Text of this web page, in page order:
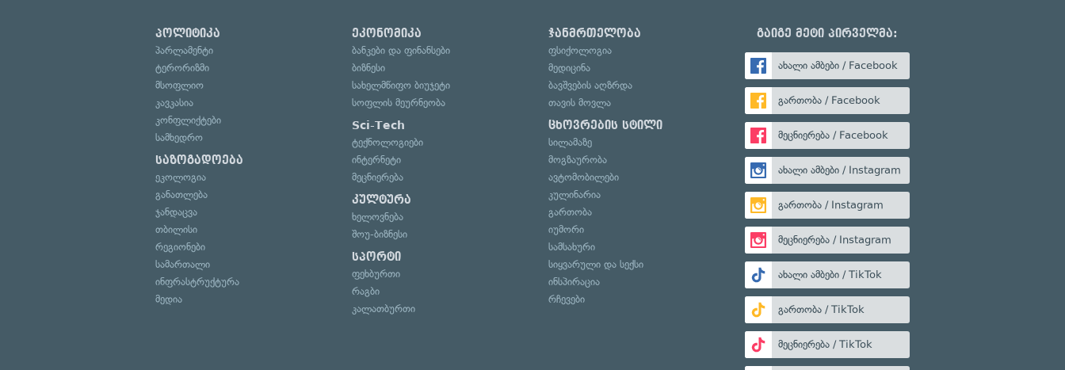
პოლიტიკა
პარლამენტი
ტერორიზმი
მსოფლიო
კავკასია
კონფლიქტები
სამხედრო
საზოგადოება
ეკოლოგია
განათლება
ჯანდაცვა
თბილისი
რეგიონები
სამართალი
ინფრასტრუქტურა
მედია
ეკონომიკა
ბანკები და ფინანსები
ბიზნესი
სახელმწიფო ბიუჯეტი
სოფლის მეურნეობა
Sci-Tech
ტექნოლოგიები
ინტერნეტი
მეცნიერება
კულტურა
ხელოვნება
შოუ-ბიზნესი
სპორტი
ფეხბურთი
რაგბი
კალათბურთი
ჯანმრთელობა
ფსიქოლოგია
მედიცინა
ბავშვების აღზრდა
თავის მოვლა
ცხოვრების სტილი
სილამაზე
მოგზაურობა
ავტომობილები
კულინარია
გართობა
იუმორი
სამსახური
სიყვარული და სექსი
ინსპირაცია
რჩევები
გაიგე მეტი პირველმა:
ახალი ამბები / Facebook
გართობა / Facebook
მეცნიერება / Facebook
ახალი ამბები / Instagram
გართობა / Instagram
მეცნიერება / Instagram
ახალი ამბები / TikTok
გართობა / TikTok
მეცნიერება / TikTok